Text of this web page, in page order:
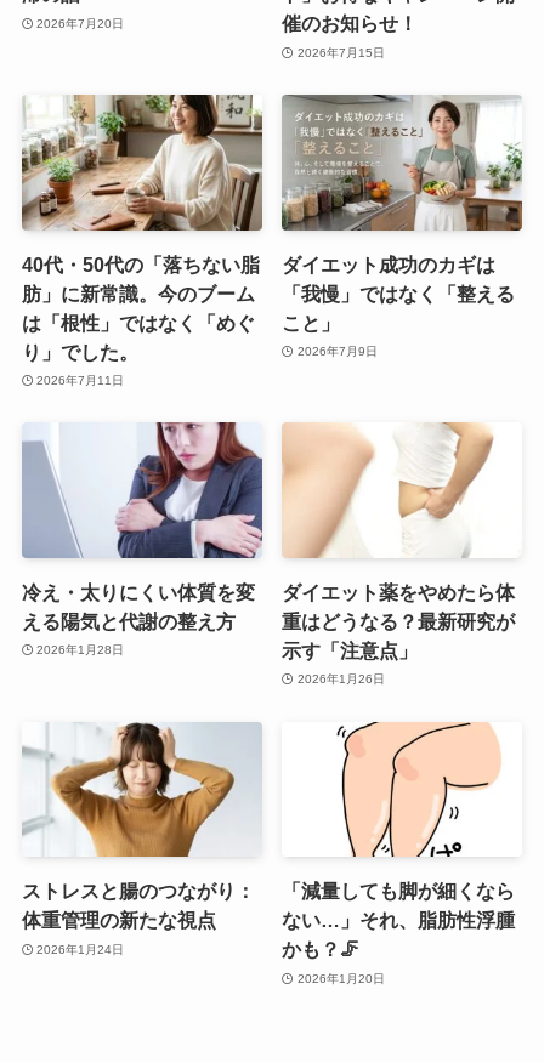
2026年7月20日
催のお知らせ！
2026年7月15日
40代・50代の「落ちない脂
肪」に新常識。今のブーム
は「根性」ではなく「めぐ
り」でした。
2026年7月11日
ダイエット成功のカギは
「我慢」ではなく「整える
こと」
2026年7月9日
冷え・太りにくい体質を変
える陽気と代謝の整え方
2026年1月28日
ダイエット薬をやめたら体
重はどうなる？最新研究が
示す「注意点」
2026年1月26日
ストレスと腸のつながり：
体重管理の新たな視点
2026年1月24日
「減量しても脚が細くなら
ない…」それ、脂肪性浮腫
かも？🦵
2026年1月20日